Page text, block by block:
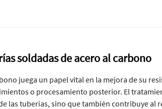
soldadas de acero al carbono
juega un papel vital en la mejora de su
o procesamiento posterior. El
las tuberías, sino que también contribuye al